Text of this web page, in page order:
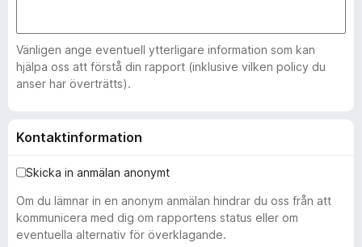
Vänligen ange eventuell ytterligare information som kan
hjälpa oss att förstå din rapport (inklusive vilken policy du
anser har överträtts).
Kontaktinformation
Skicka in anmälan anonymt
Om du lämnar in en anonym anmälan hindrar du oss från att
kommunicera med dig om rapportens status eller om
eventuella alternativ för överklagande.